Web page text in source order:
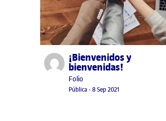
Publicado por¡Bienvenidos y
bienvenidas!
Publicado por
Folio
Visibilidad:
Pública-Fecha de publicación
8 Sep 2021